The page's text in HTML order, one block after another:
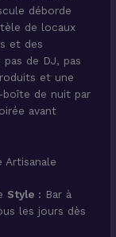
déborde
de locaux
et des
de DJ, pas
et une
boîte de nuit par
avant
Style : Bar à
les jours dès